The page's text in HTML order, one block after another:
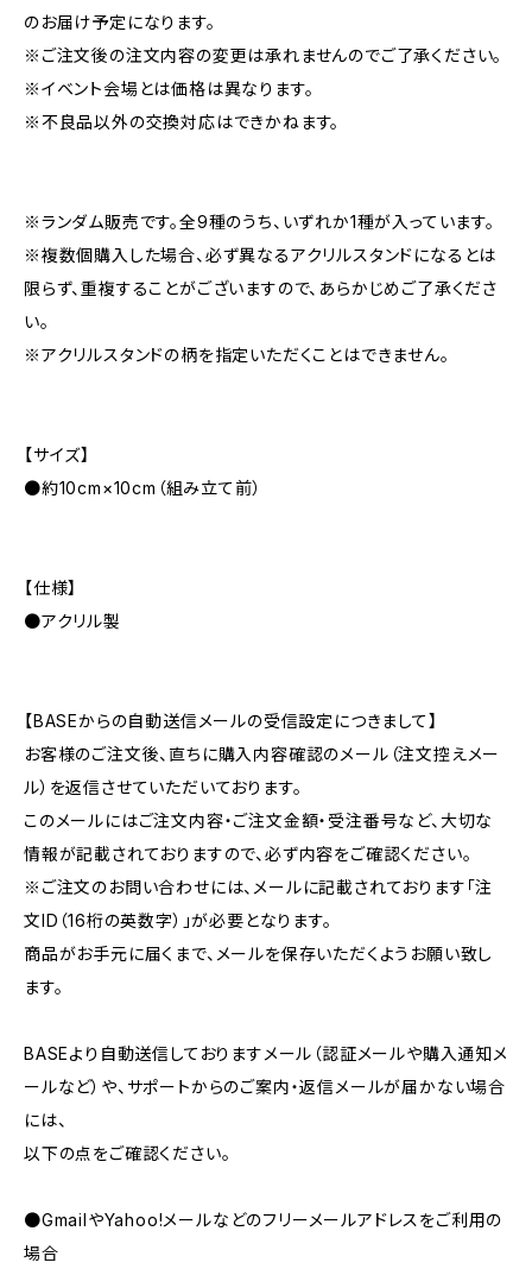
のお届け予定になります。
※ご注文後の注文内容の変更は承れませんのでご了承ください。
※イベント会場とは価格は異なります。
※不良品以外の交換対応はできかねます。
※ランダム販売です。全9種のうち、いずれか1種が入っています。
※複数個購入した場合、必ず異なるアクリルスタンドになるとは
限らず、重複することがございますので、あらかじめご了承くださ
い。
※アクリルスタンドの柄を指定いただくことはできません。
【サイズ】
●約10cm×10cm（組み立て前）
【仕様】
●アクリル製
【BASEからの自動送信メールの受信設定につきまして】
お客様のご注文後、直ちに購入内容確認のメール（注文控えメー
ル）を返信させていただいております。
このメールにはご注文内容・ご注文金額・受注番号など、大切な
情報が記載されておりますので、必ず内容をご確認ください。
※ご注文のお問い合わせには、メールに記載されております「注
文ID（16桁の英数字）」が必要となります。
商品がお手元に届くまで、メールを保存いただくようお願い致し
ます。
BASEより自動送信しておりますメール（認証メールや購入通知メ
ールなど）や、サポートからのご案内・返信メールが届かない場合
には、
以下の点をご確認ください。
●GmailやYahoo!メールなどのフリーメールアドレスをご利用の
場合